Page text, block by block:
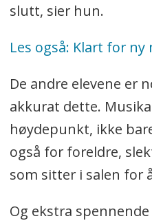
slutt, sier hun.
Les også: Klart for ny
De andre elevene er
akkurat dette.
høydepunkt, ikke
også for foreldre,
som sitter i salen for
Og ekstra